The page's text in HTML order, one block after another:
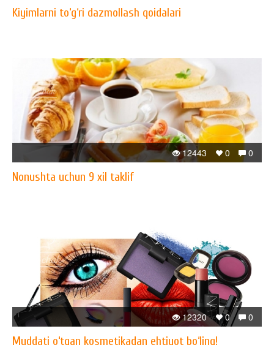
Kiyimlarni to‘g‘ri dazmollash qoidalari
0
0
12443
Nonushta uchun 9 xil taklif
0
0
12320
Muddati o‘tgan kosmetikadan ehtiyot bo‘ling!